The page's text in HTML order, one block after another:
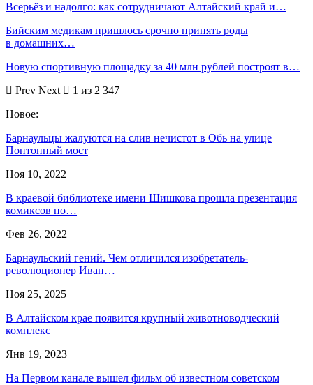
Всерьёз и надолго: как сотрудничают Алтайский край и…
Бийским медикам пришлось срочно принять роды
в домашних…
Новую спортивную площадку за 40 млн рублей построят в…
Prev Next
1 из 2 347
Новое:
Барнаульцы жалуются на слив нечистот в Обь на улице
Понтонный мост
Ноя 10, 2022
В краевой библиотеке имени Шишкова прошла презентация
комиксов по…
Фев 26, 2022
Барнаульский гений. Чем отличился изобретатель-
революционер Иван…
Ноя 25, 2025
В Алтайском крае появится крупный животноводческий
комплекс
Янв 19, 2023
На Первом канале вышел фильм об известном советском